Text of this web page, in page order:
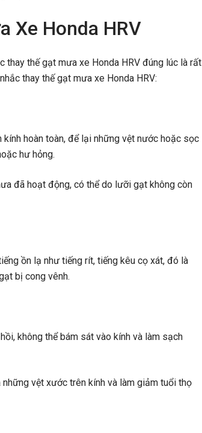
Xe Honda HRV
thay thế gạt mưa xe Honda HRV đúng lúc là rất
thay thế gạt mưa xe Honda HRV:
hoàn toàn, để lại những vệt nước hoặc sọc
hư hỏng.
đã hoạt động, có thể do lưỡi gạt không còn
ồn lạ như tiếng rít, tiếng kêu cọ xát, đó là
bị cong vênh.
không thể bám sát vào kính và làm sạch
vệt xước trên kính và làm giảm tuổi thọ